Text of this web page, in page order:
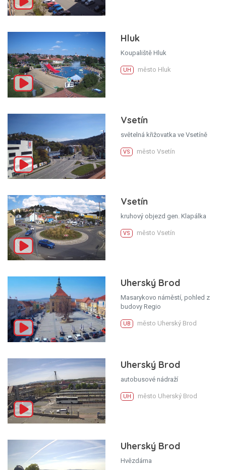
Hluk
Koupaliště Hluk
UH město Hluk
Vsetín
světelná křižovatka ve Vsetíně
VS město Vsetín
Vsetín
kruhový objezd gen. Klapálka
VS město Vsetín
Uherský Brod
Masarykovo náměstí, pohled z
budovy Regio
UB město Uherský Brod
Uherský Brod
autobusové nádraží
UH město Uherský Brod
Uherský Brod
Hvězdárna